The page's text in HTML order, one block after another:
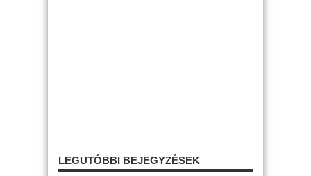
LEGUTÓBBI BEJEGYZÉSEK